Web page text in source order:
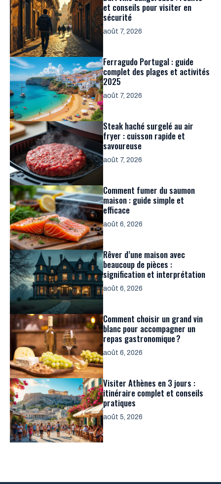
et conseils pour visiter en
sécurité
août 7, 2026
Ferragudo Portugal : guide
complet des plages et activités
2025
août 7, 2026
Steak haché surgelé au air
fryer : cuisson rapide et
savoureuse
août 7, 2026
Comment fumer du saumon
maison : guide simple et
efficace
août 6, 2026
Rêver d’une maison avec
beaucoup de pièces :
signification et interprétation
août 6, 2026
Comment choisir un grand vin
blanc pour accompagner un
repas gastronomique ?
août 6, 2026
Visiter Athènes en 3 jours :
itinéraire complet et conseils
pratiques
août 5, 2026